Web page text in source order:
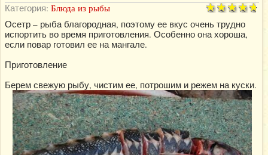
Категория: Блюда из рыбы
Осетр – рыба благородная, поэтому ее вкус очень трудно
испортить во время приготовления. Особенно она хороша,
если повар готовил ее на мангале.
Приготовление
Берем свежую рыбу, чистим ее, потрошим и режем на куски.